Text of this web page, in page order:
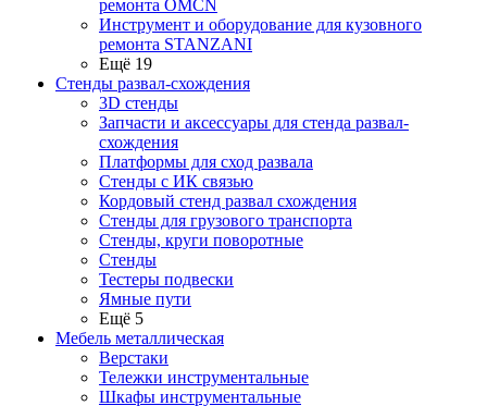
ремонта OMCN
Инструмент и оборудование для кузовного
ремонта STANZANI
Ещё 19
Стенды развал-схождения
3D стенды
Запчасти и аксессуары для стенда развал-
схождения
Платформы для сход развала
Стенды с ИК связью
Кордовый стенд развал схождения
Стенды для грузового транспорта
Стенды, круги поворотные
Стенды
Тестеры подвески
Ямные пути
Ещё 5
Мебель металлическая
Верстаки
Тележки инструментальные
Шкафы инструментальные